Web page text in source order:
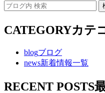
CATEGORYカテ
blogブログ
news新着情報一覧
RECENT POSTS